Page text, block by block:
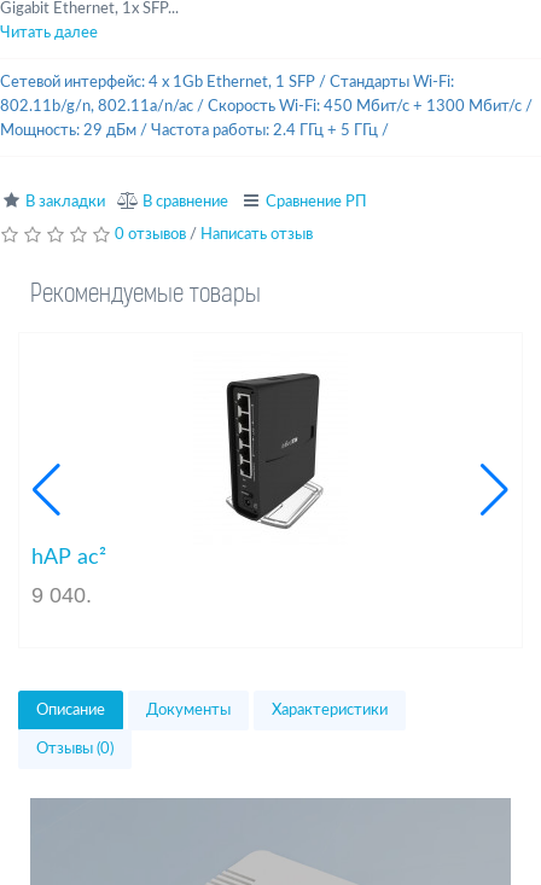
Gigabit Ethernet, 1x SFP...
Читать далее
Сетевой интерфейс: 4 x 1Gb Ethernet, 1 SFP / Стандарты Wi-Fi:
802.11b/g/n, 802.11a/n/ac / Скорость Wi-Fi: 450 Мбит/с + 1300 Мбит/с /
Мощность: 29 дБм / Частота работы: 2.4 ГГц + 5 ГГц /
В закладки В сравнение Сравнение РП
0 отзывов / Написать отзыв
Рекомендуемые товары
hAP ac²
9 040.
Описание Документы Характеристики
Отзывы (0)